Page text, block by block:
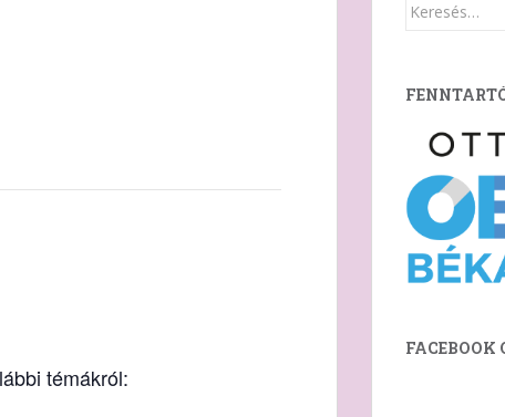
témákról:
Keresés:
FACEBOOK